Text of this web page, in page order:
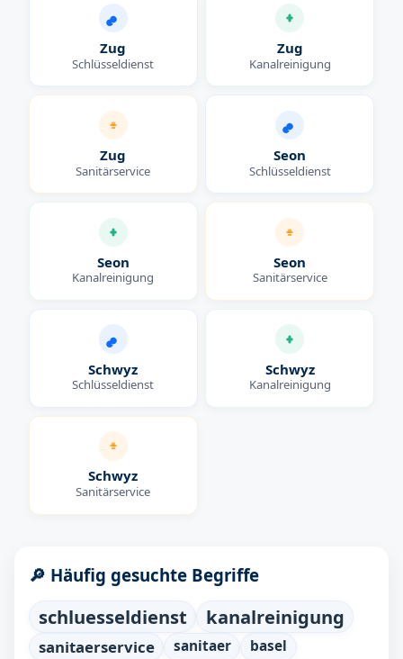
Zug
Schlüsseldienst
Zug
Kanalreinigung
Zug
Sanitärservice
Seon
Schlüsseldienst
Seon
Kanalreinigung
Seon
Sanitärservice
Schwyz
Schlüsseldienst
Schwyz
Kanalreinigung
Schwyz
Sanitärservice
🔎 Häufig gesuchte Begriffe
schluesseldienst kanalreinigung
sanitaerservice sanitaer basel